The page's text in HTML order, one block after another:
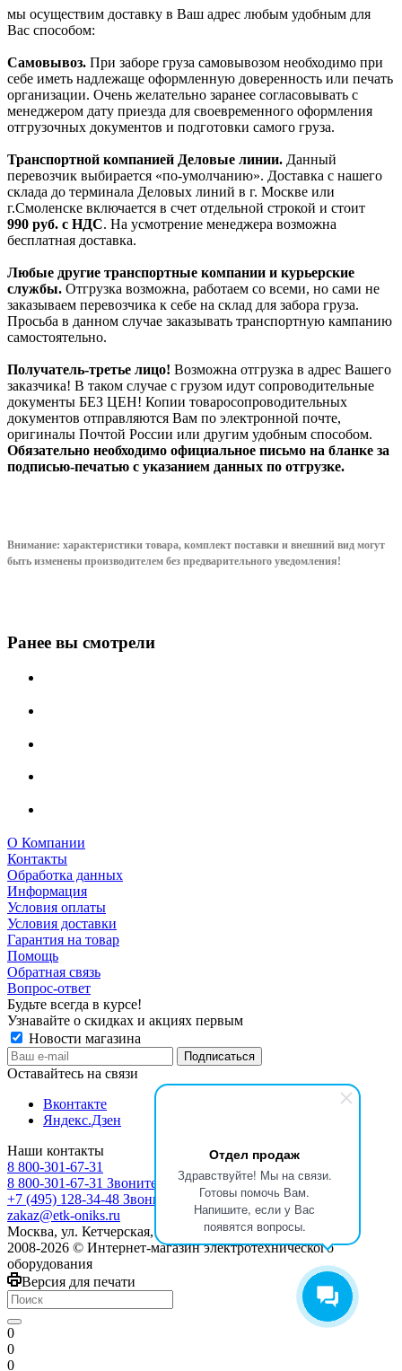
Отдел продаж
Здравствуйте! Мы на связи.
Готовы помочь Вам.
Напишите, если у Вас
появятся вопросы.
мы осуществим доставку в Ваш адрес любым удобным для
Вас способом:
Самовывоз. При заборе груза самовывозом необходимо при
себе иметь надлежаще оформленную доверенность или печать
организации. Очень желательно заранее согласовывать с
менеджером дату приезда для своевременного оформления
отгрузочных документов и подготовки самого груза.
Транспортной компанией Деловые линии. Данный
перевозчик выбирается «по-умолчанию». Доставка с нашего
склада до терминала Деловых линий в г. Москве или
г.Смоленске включается в счет отдельной строкой и стоит
990 руб. с НДС. На усмотрение менеджера возможна
бесплатная доставка.
Любые другие транспортные компании и курьерские
службы. Отгрузка возможна, работаем со всеми, но сами не
заказываем перевозчика к себе на склад для забора груза.
Просьба в данном случае заказывать транспортную кампанию
самостоятельно.
Получатель-третье лицо! Возможна отгрузка в адрес Вашего
заказчика! В таком случае с грузом идут сопроводительные
документы БЕЗ ЦЕН! Копии товаросопроводительных
документов отправляются Вам по электронной почте,
оригиналы Почтой России или другим удобным способом.
Обязательно необходимо официальное письмо на бланке за
подписью-печатью с указанием данных по отгрузке.
Внимание: характеристики товара, комплект поставки и внешний вид могут
быть изменены производителем без предварительного уведомления!
Ранее вы смотрели
О Компании
Контакты
Обработка данных
Информация
Условия оплаты
Условия доставки
Гарантия на товар
Помощь
Обратная связь
Вопрос-ответ
Будьте всегда в курсе!
Узнавайте о скидках и акциях первым
Новости магазина
Оставайтесь на связи
Вконтакте
Яндекс.Дзен
Наши контакты
8 800-301-67-31
8 800-301-67-31 Звоните с 9:00 до 17:00
+7 (495) 128-34-48 Звоните с 8:30 до 17:30
zakaz@etk-oniks.ru
Москва, ул. Кетчерская,13
2008-2026 © Интернет-магазин электротехнического
оборудования
Версия для печати
0
0
0